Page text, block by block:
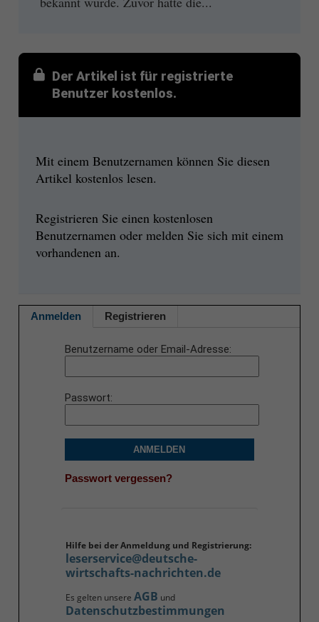
Der Artikel ist für registrierte
Benutzer kostenlos.
Mit einem Benutzernamen können Sie diesen
Artikel kostenlos lesen.
Registrieren Sie einen kostenlosen
Benutzernamen oder melden Sie sich mit einem
vorhandenen an.
Anmelden Registrieren
Benutzername oder Email-Adresse
Passwort
ANMELDEN
Passwort vergessen?
Hilfe bei der Anmeldung und Registrierung:
leserservice@deutsche-
wirtschafts-nachrichten.de
Es gelten unsere AGB und
Datenschutzbestimmungen